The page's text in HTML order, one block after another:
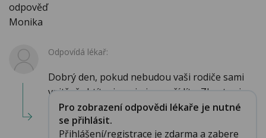
odpověď
Monika
Odpovídá lékař:
Dobrý den, pokud nebudou vaši rodiče sami
vnitřně chtít, nic s nimi nepořídíte. Zkuste si s...
Pro zobrazení odpovědi lékaře je nutné
se přihlásit.
Přihlášení/registrace je zdarma a zabere